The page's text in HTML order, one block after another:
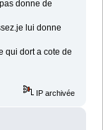
donne de
lui donne
qui dort a cote de
IP archivée